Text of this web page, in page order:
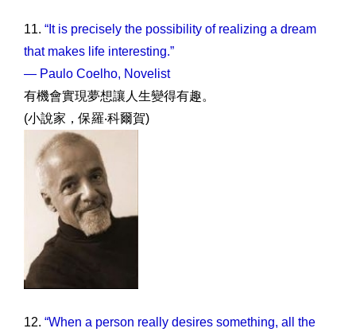
11. “It is precisely the possibility of realizing a dream
that makes life interesting.”
— Paulo Coelho, Novelist
有機會實現夢想讓人生變得有趣。
(小說家，保羅‧科爾賀)
12. “When a person really desires something, all the